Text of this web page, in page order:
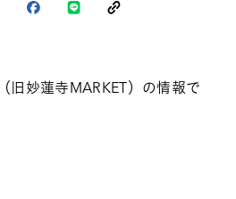
旧妙蓮寺MARKET）の情報で